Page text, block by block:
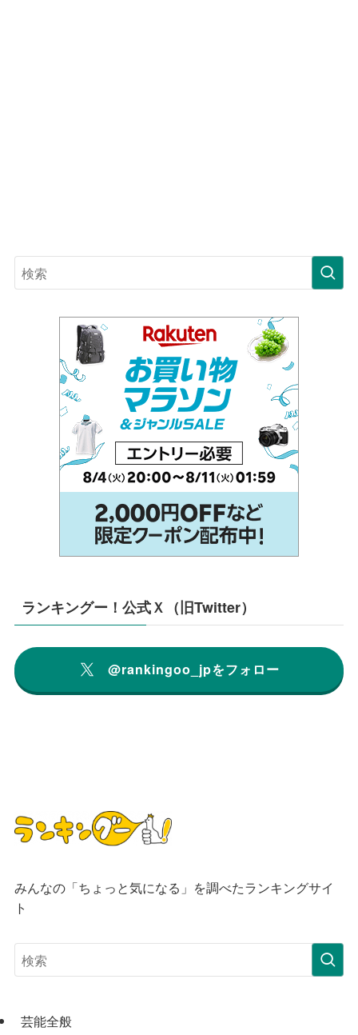
ランキングー！公式Ｘ（旧Twitter）
@rankingoo_jpをフォロー
みんなの「ちょっと気になる」を調べたランキングサイ
ト
芸能全般